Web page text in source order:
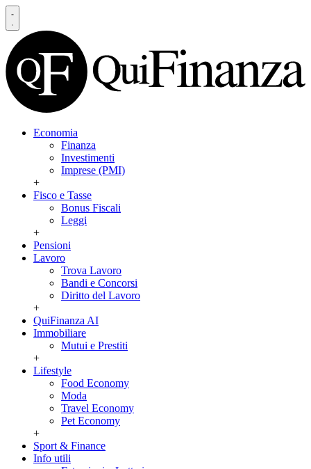
Economia
Finanza
Investimenti
Imprese (PMI)
+
Fisco e Tasse
Bonus Fiscali
Leggi
+
Pensioni
Lavoro
Trova Lavoro
Bandi e Concorsi
Diritto del Lavoro
+
QuiFinanza AI
Immobiliare
Mutui e Prestiti
+
Lifestyle
Food Economy
Moda
Travel Economy
Pet Economy
+
Sport & Finance
Info utili